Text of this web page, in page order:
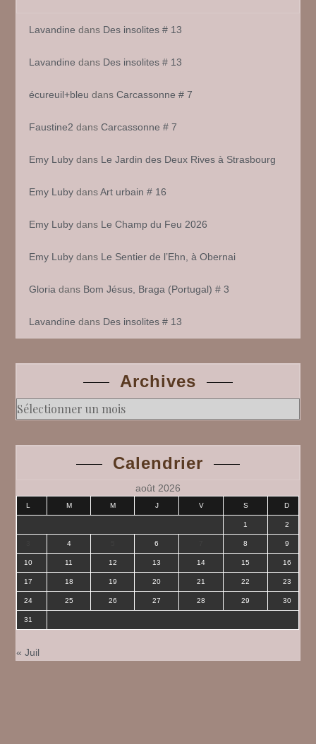
Lavandine dans Des insolites # 13
Lavandine dans Des insolites # 13
écureuil+bleu dansCarcassonne # 7
Faustine2 dansCarcassonne # 7
Emy Luby dans Le Jardin des Deux Rives à Strasbourg
Emy Luby dansArt urbain # 16
Emy Luby dans Le Champ du Feu 2026
Emy Luby dans Le Sentier de l’Ehn, à Obernai
Gloria dans Bom Jésus, Braga (Portugal) # 3
Lavandine dans Des insolites # 13
Archives
Archives
Calendrier
août 2026
L M M J V S D
1 2
4 6 8 9
10 11 12 13 14 15 16
17 18 19 20 21 22 23
24 25 26 27 28 29 30
31
« Juil